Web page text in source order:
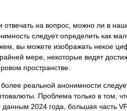
отвечать на вопрос, можно ли в
следует определить как
вы можете изображать некое
мере, некоторые видят
пространстве.
реальной анонимности
Проблема только в том,
данным 2024 года, большая часть